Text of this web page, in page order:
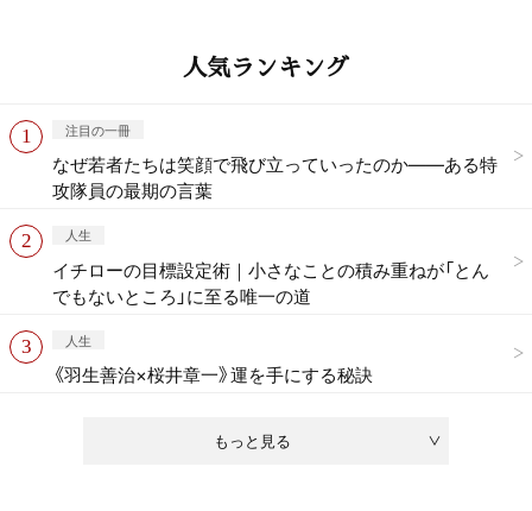
人気ランキング
もっと見る
注目の一冊
なぜ若者たちは笑顔で飛び立っていったのか——ある特
攻隊員の最期の言葉
人生
イチローの目標設定術｜小さなことの積み重ねが「とん
でもないところ」に至る唯一の道
人生
《羽生善治×桜井章一》運を手にする秘訣